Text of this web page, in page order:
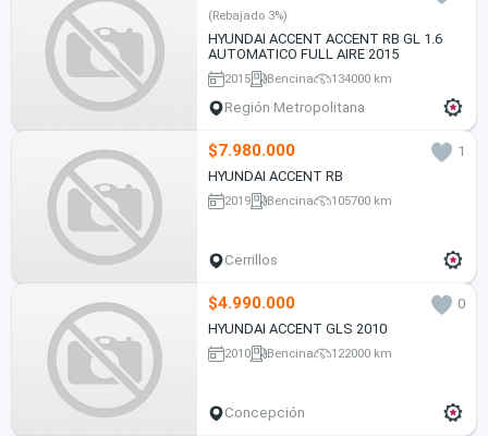
(Rebajado 3%)
HYUNDAI ACCENT ACCENT RB GL 1.6
AUTOMATICO FULL AIRE 2015
2015 Bencina 134000 km
Región Metropolitana
$7.980.000
1
HYUNDAI ACCENT RB
2019 Bencina 105700 km
Cerrillos
$4.990.000
0
HYUNDAI ACCENT GLS 2010
2010 Bencina 122000 km
Concepción